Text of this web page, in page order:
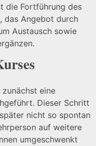
die Fortführung des
das Angebot durch
Austausch sowie
eine
Dieser Schritt
nicht so spontan
auf weitere
umgeschwenkt